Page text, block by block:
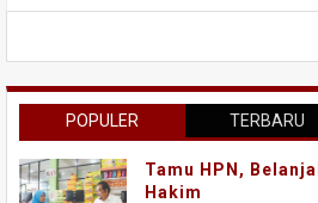
POPULER TERBARU
Tamu HPN,
Hakim